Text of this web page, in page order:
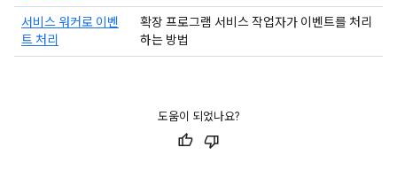
서비스 워커로 이벤
트 처리
확장 프로그램 서비스 작업자가 이벤트를 처리
하는 방법
도움이 되었나요?